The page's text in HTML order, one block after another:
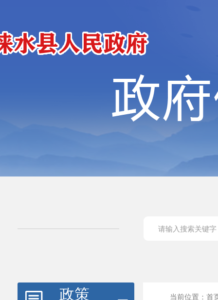
政策 当前位置： 首